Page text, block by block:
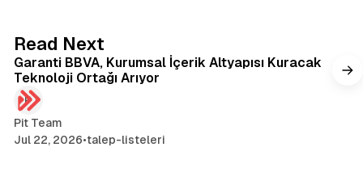
Read Next
Garanti BBVA, Kurumsal İçerik Altyapısı Kuracak
Teknoloji Ortağı Arıyor
Pit Team
Jul 22, 2026•talep-listeleri